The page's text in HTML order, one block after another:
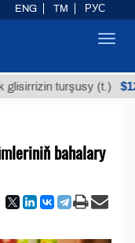
turşusy (t.) $12935,18
bahalary
ENG TM РУС